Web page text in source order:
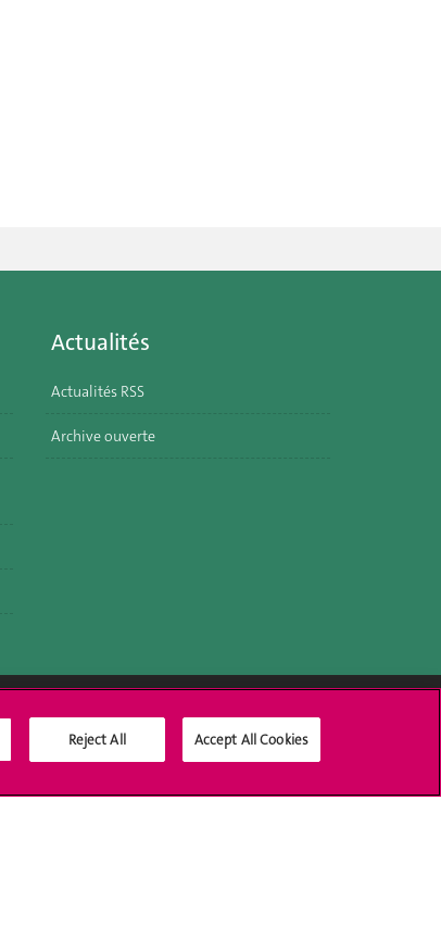
Actualités
Actualités RSS
Archive ouverte
Médias sociaux UNIGE
Reject All Accept All Cookies